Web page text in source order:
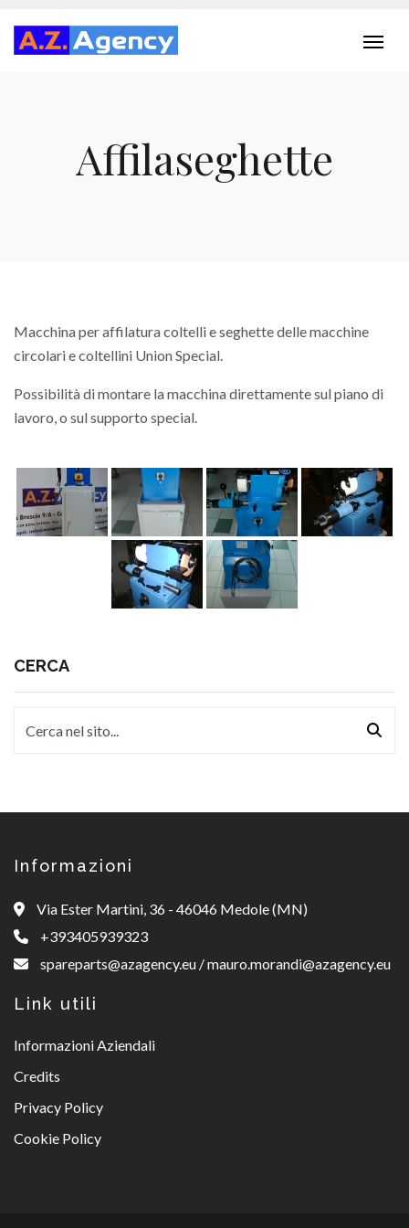
Affilaseghette
Macchina per affilatura coltelli e seghette delle macchine
circolari e coltellini Union Special.
Possibilità di montare la macchina direttamente sul piano di
lavoro, o sul supporto special.
CERCA
Informazioni
Via Ester Martini, 36 - 46046 Medole (MN)
+393405939323
spareparts@azagency.eu /mauro.morandi@azagency.eu
Link utili
Informazioni Aziendali
Credits
Privacy Policy
Cookie Policy